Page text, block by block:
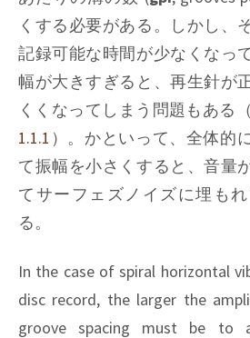
くする必要がある。しかし、
記録可能な時間が少なくなっ
幅が大きすぎると、再生針が
くくなってしまう問題もある
1.1.1 ）。かといって、全体的
て振幅を小さくすると、音量
てサーフェズノイズに埋も
る。
In the case of spiral horizontal
disc record, the larger the
groove spacing must be to